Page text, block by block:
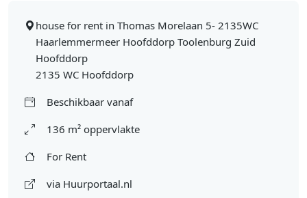
house for rent in Thomas Morelaan 5- 2135WC
Haarlemmermeer Hoofddorp Toolenburg Zuid
Hoofddorp
2135 WC Hoofddorp
Beschikbaar vanaf
136 m² oppervlakte
For Rent
via Huurportaal.nl